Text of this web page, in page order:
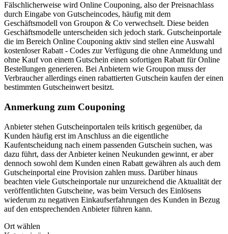
Fälschlicherweise wird Online Couponing, also der Preisnachlass
durch Eingabe von Gutscheincodes, häufig mit dem
Geschäftsmodell von Groupon & Co verwechselt. Diese beiden
Geschäftsmodelle unterscheiden sich jedoch stark. Gutscheinportale
die im Bereich Online Couponing aktiv sind stellen eine Auswahl
kostenloser Rabatt - Codes zur Verfügung die ohne Anmeldung und
ohne Kauf von einem Gutschein einen sofortigen Rabatt für Online
Bestellungen generieren. Bei Anbietern wie Groupon muss der
Verbraucher allerdings einen rabattierten Gutschein kaufen der einen
bestimmten Gutscheinwert besitzt.
Anmerkung zum Couponing
Anbieter stehen Gutscheinportalen teils kritisch gegenüber, da
Kunden häufig erst im Anschluss an die eigentliche
Kaufentscheidung nach einem passenden Gutschein suchen, was
dazu führt, dass der Anbieter keinen Neukunden gewinnt, er aber
dennoch sowohl dem Kunden einen Rabatt gewähren als auch dem
Gutscheinportal eine Provision zahlen muss. Darüber hinaus
beachten viele Gutscheinportale nur unzureichend die Aktualität der
veröffentlichten Gutscheine, was beim Versuch des Einlösens
wiederum zu negativen Einkaufserfahrungen des Kunden in Bezug
auf den entsprechenden Anbieter führen kann.
Ort wählen